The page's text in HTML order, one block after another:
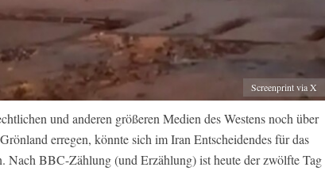
Screenprint via X
und anderen größeren Medien des Westens noch über
erregen, könnte sich im Iran Entscheidendes für das
Nach BBC-Zählung (und Erzählung) ist heute der zwölfte Tag